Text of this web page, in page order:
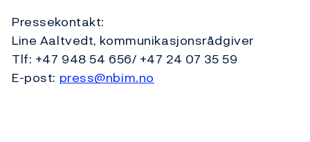
Pressekontakt:
Line Aaltvedt, kommunikasjonsrådgiver
Tlf: +47 948 54 656/ +47 24 07 35 59
E-post: press@nbim.no